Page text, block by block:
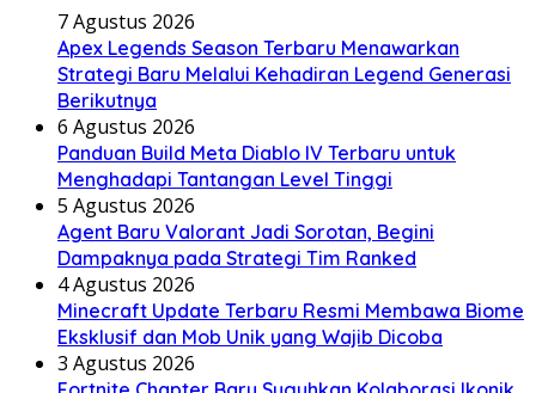
7 Agustus 2026
Apex Legends Season Terbaru Menawarkan
Strategi Baru Melalui Kehadiran Legend Generasi
Berikutnya
6 Agustus 2026
Panduan Build Meta Diablo IV Terbaru untuk
Menghadapi Tantangan Level Tinggi
5 Agustus 2026
Agent Baru Valorant Jadi Sorotan, Begini
Dampaknya pada Strategi Tim Ranked
4 Agustus 2026
Minecraft Update Terbaru Resmi Membawa Biome
Eksklusif dan Mob Unik yang Wajib Dicoba
3 Agustus 2026